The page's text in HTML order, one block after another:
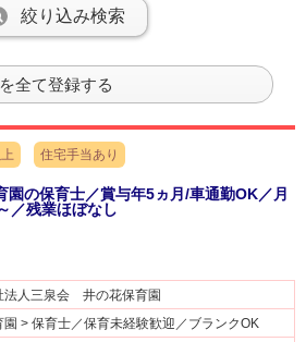
絞り込み検索
全て登録する
住宅手当あり
園の保育士／賞与年5ヵ月/車通勤OK／月
／残業ほぼなし
法人三泉会 井の花保育園
園 > 保育士／保育未経験歓迎／ブランクOK